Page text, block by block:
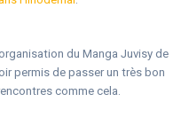
du Manga Juvisy de
permis de passer un très bon
comme cela.